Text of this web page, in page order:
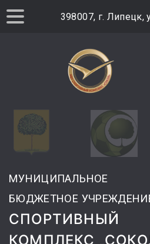
398007, г. Липецк,
МУНИЦИПАЛЬНОЕ
БЮДЖЕТНОЕ
СПОРТИВНЫЙ
ФОТОГАЛЕРЕЯ
29 СЕНТЯБРЯ 2016
СДАЧА НОРМ ГТО
29.09.2016Г.